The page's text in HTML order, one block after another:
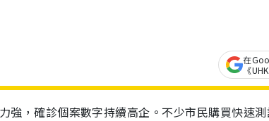
在
《
強，確診個案數字持續高企。不少市民購買快速